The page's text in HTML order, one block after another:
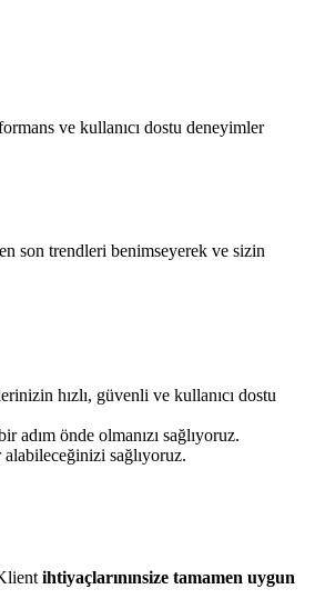
ve kullanıcı dostu deneyimler
son trendleri benimseyerek ve sizin
hızlı, güvenli ve kullanıcı dostu
adım önde olmanızı sağlıyoruz.
sağlıyoruz.
ihtiyaçlarınınsize tamamen uygun